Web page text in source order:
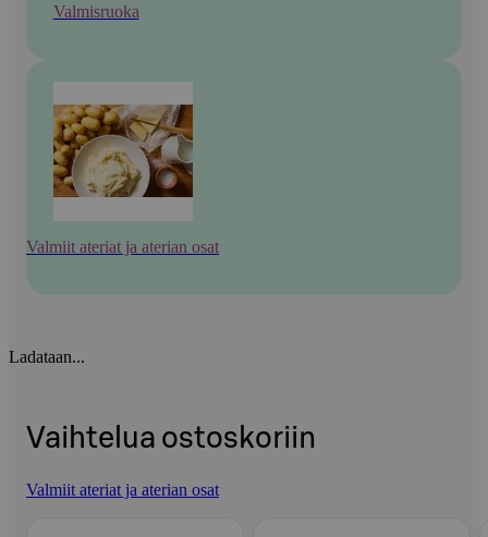
Valmisruoka
Valmiit ateriat ja aterian osat
Ladataan...
Vaihtelua ostoskoriin
Valmiit ateriat ja aterian osat